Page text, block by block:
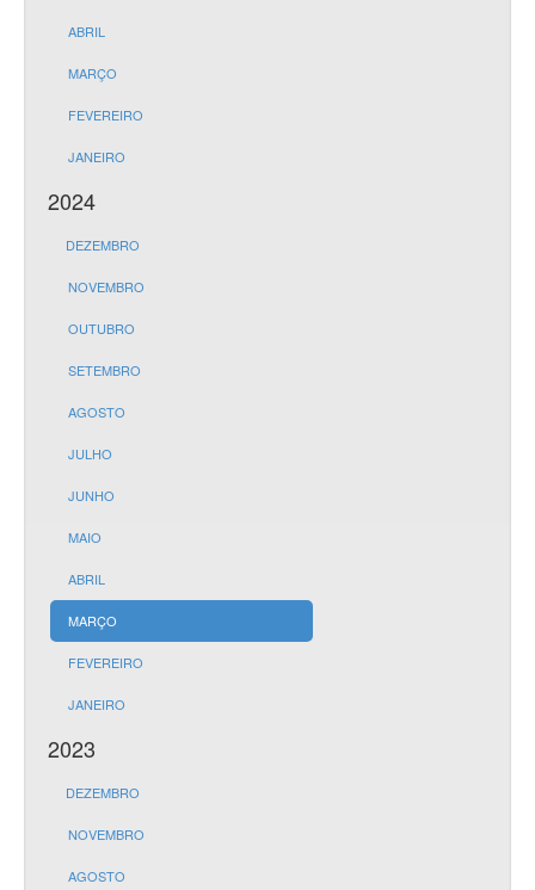
ABRIL
MARÇO
FEVEREIRO
JANEIRO
2024
DEZEMBRO
NOVEMBRO
OUTUBRO
SETEMBRO
AGOSTO
JULHO
JUNHO
MAIO
ABRIL
MARÇO
FEVEREIRO
JANEIRO
2023
DEZEMBRO
NOVEMBRO
AGOSTO